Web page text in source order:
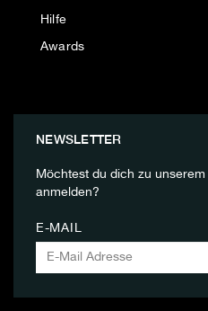
Hilfe
Awards
NEWSLETTER
Möchtest du dich zu unserem
anmelden?
E-MAIL